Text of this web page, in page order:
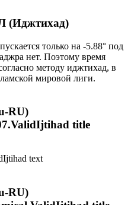
(Иджтихад)
только на -5.88° под
нет. Поэтому время
методу иджтихад, в
мировой лиги.
RU)
title
text
RU)